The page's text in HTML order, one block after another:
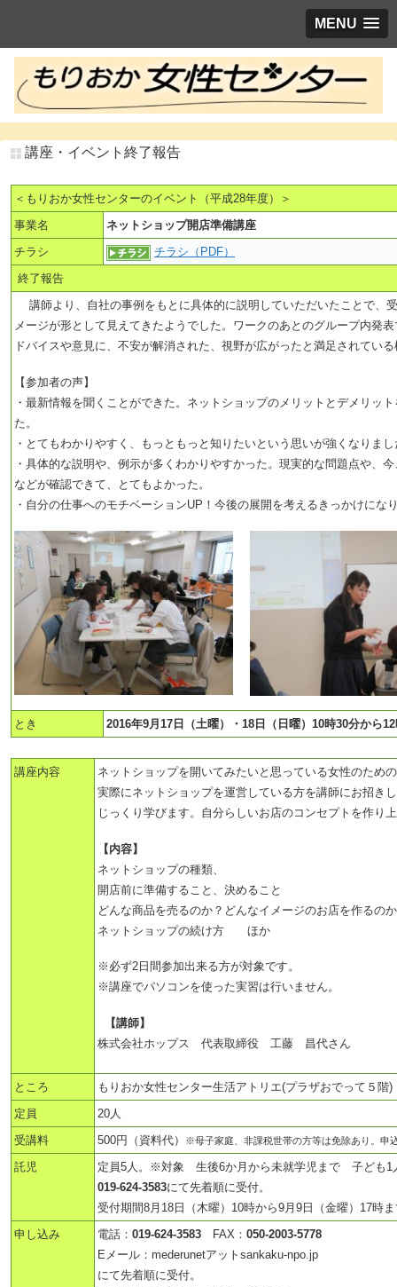
MENU
講座・イベント終了報告
＜もりおか女性センターのイベント（平成28年度）＞
事業名
ネットショップ開店準備講座
チラシ
チラシ（PDF）
終了報告
講師より、自社の事例をもとに具体的に説明していただいたことで、
メージが形として見えてきたようでした。ワークのあとのグループ内発
ドバイスや意見に、不安が解消された、視野が広がったと満足されてい
【参加者の声】
・最新情報を聞くことができた。ネットショップのメリットとデメリッ
た。
・とてもわかりやすく、もっともっと知りたいという思いが強くなりまし
・具体的な説明や、例示が多くわかりやすかった。現実的な問題点や、
などが確認できて、とてもよかった。
・自分の仕事へのモチベーションUP！今後の展開を考えるきっかけにな
とき 2016年9月17日（土曜）・18日（日曜）10時30分から
講座内容
ネットショップを開いてみたいと思っている女性のため
実際にネットショップを運営している方を講師にお招き
じっくり学びます。自分らしいお店のコンセプトを作り
【内容】
ネットショップの種類、
開店前に準備すること、決めること
どんな商品を売るのか？どんなイメージのお店を作るの
ネットショップの続け方 ほか
※必ず2日間参加出来る方が対象です。
※講座でパソコンを使った実習は行いません。
【講師】
株式会社ホップス 代表取締役 工藤 昌代さん
ところ
もりおか女性センター生活アトリエ(プラザおでって５階)
定員
20人
受講料
500円（資料代） ※母子家庭、非課税世帯の方等は免除あり。申
託児
定員5人。※対象 生後6か月から未就学児まで 子ども1
019-624-3583にて先着順に受付。
受付期間8月18日（木曜）10時から9月9日（金曜）17時
申し込み
電話： 019-624-3583 FAX： 050-2003-5778
Eメール：mederunetアットsankaku-npo.jp
にて先着順に受付。